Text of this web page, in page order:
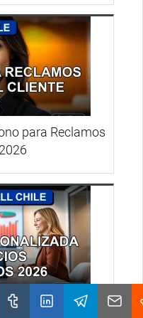
para Reclamos
Atención